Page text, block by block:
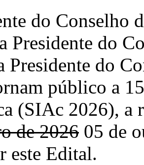
do Conselho
Presidente do
Presidente do
público a
(SIAc 2026), a
de 2026 05 de
este Edital.